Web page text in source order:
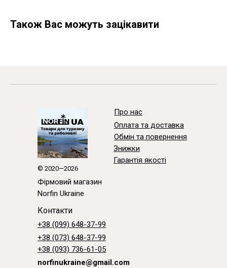
Також Вас можуть зацікавити
© 2020—2026
Фірмовий магазин
Norfin Ukraine
Про нас
Оплата та доставка
Обмін та повернення
Знижки
Гарантія якості
Контакти
+38 (099) 648-37-99
norfinukraine@gmail.com
+38 (073) 648-37-99
+38 (093) 736-61-05